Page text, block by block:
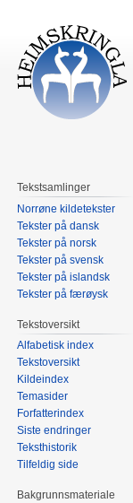
Tekstsamlinger
Norrøne kildetekster
Tekster på dansk
Tekster på norsk
Tekster på svensk
Tekster på islandsk
Tekster på færøysk
Tekstoversikt
Alfabetisk index
Tekstoversikt
Kildeindex
Temasider
Forfatterindex
Siste endringer
Teksthistorik
Tilfeldig side
Bakgrunnsmateriale